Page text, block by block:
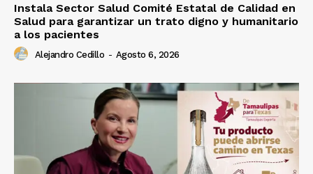
Instala Sector Salud Comité Estatal de Calidad en
Salud para garantizar un trato digno y humanitario
a los pacientes
Alejandro Cedillo - Agosto 6, 2026